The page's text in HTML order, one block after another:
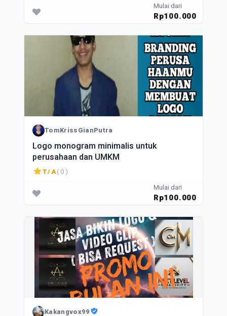
Mulai dari
Rp100.000
TomKrissGianPutra
Logo monogram minimalis untuk
perusahaan dan UMKM
T/A( 0 )
Mulai dari
Rp100.000
Kakangvox99